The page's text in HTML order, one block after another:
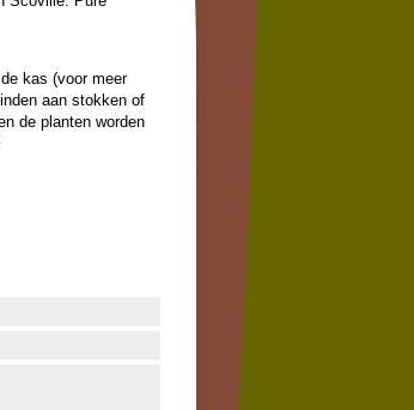
kas (voor meer
aan stokken of
de planten worden